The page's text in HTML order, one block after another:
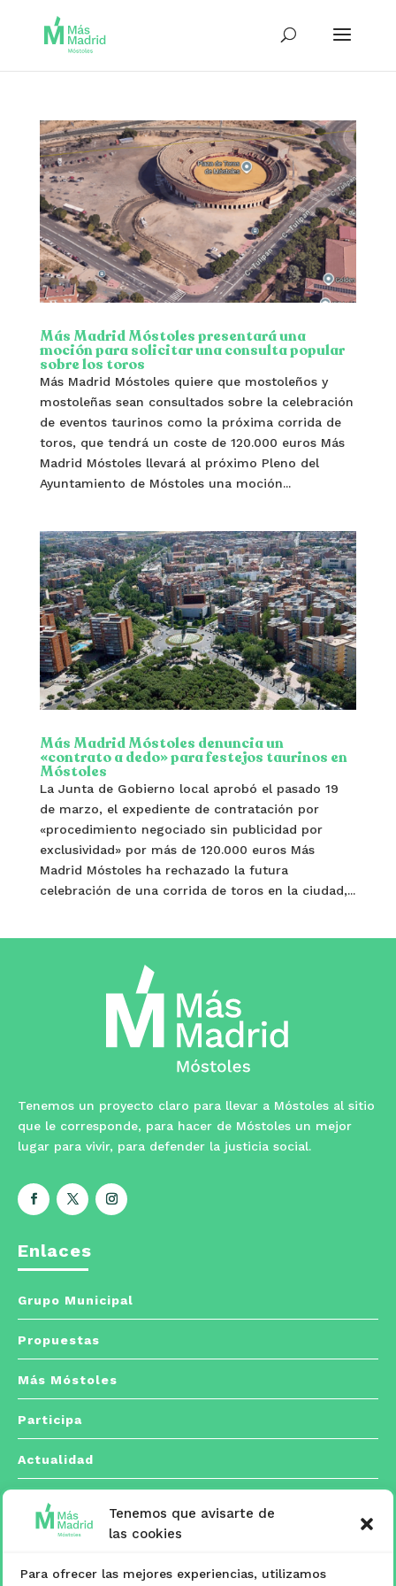
Tenemos que avisarte de
las cookies
Para ofrecer las mejores experiencias, utilizamos
Más Madrid Móstoles presentará una
moción para solicitar una consulta popular
sobre los toros
Más Madrid Móstoles quiere que mostoleños y
mostoleñas sean consultados sobre la celebración
de eventos taurinos como la próxima corrida de
toros, que tendrá un coste de 120.000 euros Más
Madrid Móstoles llevará al próximo Pleno del
Ayuntamiento de Móstoles una moción...
Más Madrid Móstoles denuncia un
«contrato a dedo» para festejos taurinos en
Móstoles
La Junta de Gobierno local aprobó el pasado 19
de marzo, el expediente de contratación por
«procedimiento negociado sin publicidad por
exclusividad» por más de 120.000 euros Más
Madrid Móstoles ha rechazado la futura
celebración de una corrida de toros en la ciudad,...
Tenemos un proyecto claro para llevar a Móstoles al sitio
que le corresponde, para hacer de Móstoles un mejor
lugar para vivir, para defender la justicia social.
Enlaces
Grupo Municipal
Propuestas
Más Móstoles
Participa
Actualidad
Contacto